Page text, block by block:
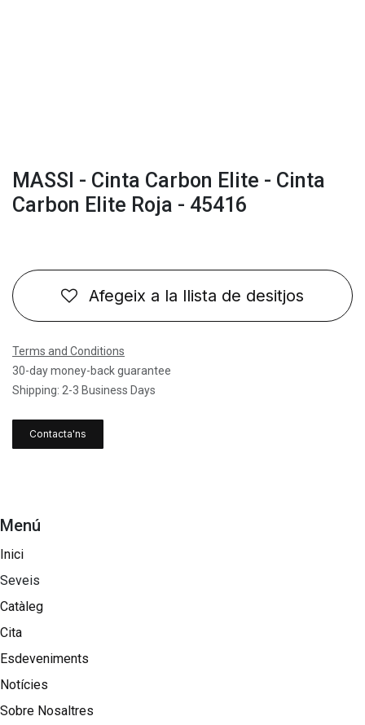
MASSI - Cinta Carbon Elite - Cinta
Carbon Elite Roja - 45416
Afegeix a la llista de desitjos
Terms and Conditions
30-day money-back guarantee
Shipping: 2-3 Business Days
Contacta'ns
Menú
Inici
Seveis
Catàleg
Cita
Esdeveniments
Notícies
Sobre Nosaltres​